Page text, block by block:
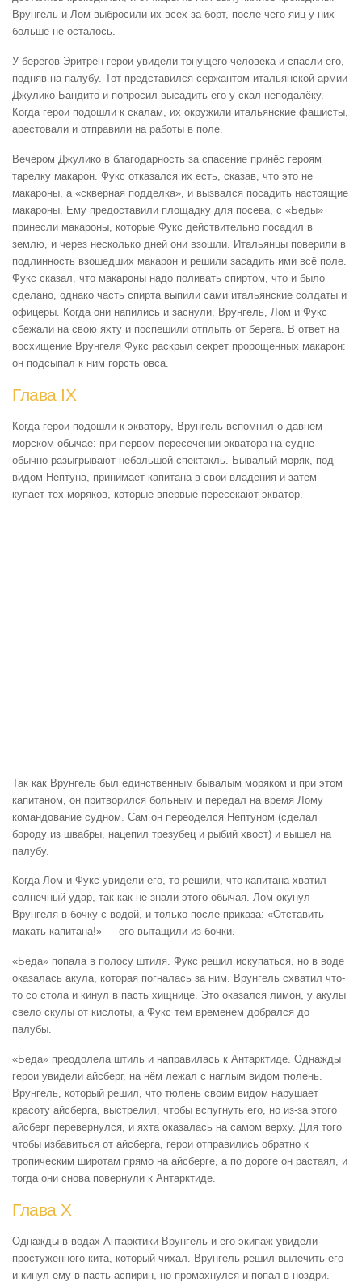
Врунгель и Лом выбросили их всех за борт, после чего яиц у них
больше не осталось.
У берегов Эритрен герои увидели тонущего человека и спасли его,
подняв на палубу. Тот представился сержантом итальянской армии
Джулико Бандито и попросил высадить его у скал неподалёку.
Когда герои подошли к скалам, их окружили итальянские фашисты,
арестовали и отправили на работы в поле.
Вечером Джулико в благодарность за спасение принёс героям
тарелку макарон. Фукс отказался их есть, сказав, что это не
макароны, а «скверная подделка», и вызвался посадить настоящие
макароны. Ему предоставили площадку для посева, с «Беды»
принесли макароны, которые Фукс действительно посадил в
землю, и через несколько дней они взошли. Итальянцы поверили в
подлинность взошедших макарон и решили засадить ими всё поле.
Фукс сказал, что макароны надо поливать спиртом, что и было
сделано, однако часть спирта выпили сами итальянские солдаты и
офицеры. Когда они напились и заснули, Врунгель, Лом и Фукс
сбежали на свою яхту и поспешили отплыть от берега. В ответ на
восхищение Врунгеля Фукс раскрыл секрет пророщенных макарон:
он подсыпал к ним горсть овса.
Глава IX
Когда герои подошли к экватору, Врунгель вспомнил о давнем
морском обычае: при первом пересечении экватора на судне
обычно разыгрывают небольшой спектакль. Бывалый моряк, под
видом Нептуна, принимает капитана в свои владения и затем
купает тех моряков, которые впервые пересекают экватор.
Так как Врунгель был единственным бывалым моряком и при этом
капитаном, он притворился больным и передал на время Лому
командование судном. Сам он переоделся Нептуном (сделал
бороду из швабры, нацепил трезубец и рыбий хвост) и вышел на
палубу.
Когда Лом и Фукс увидели его, то решили, что капитана хватил
солнечный удар, так как не знали этого обычая. Лом окунул
Врунгеля в бочку с водой, и только после приказа: «Отставить
макать капитана!» — его вытащили из бочки.
«Беда» попала в полосу штиля. Фукс решил искупаться, но в воде
оказалась акула, которая погналась за ним. Врунгель схватил что-
то со стола и кинул в пасть хищнице. Это оказался лимон, у акулы
свело скулы от кислоты, а Фукс тем временем добрался до
палубы.
«Беда» преодолела штиль и направилась к Антарктиде. Однажды
герои увидели айсберг, на нём лежал с наглым видом тюлень.
Врунгель, который решил, что тюлень своим видом нарушает
красоту айсберга, выстрелил, чтобы вспугнуть его, но из-за этого
айсберг перевернулся, и яхта оказалась на самом верху. Для того
чтобы избавиться от айсберга, герои отправились обратно к
тропическим широтам прямо на айсберге, а по дороге он растаял, и
тогда они снова повернули к Антарктиде.
Глава Х
Однажды в водах Антарктики Врунгель и его экипаж увидели
простуженного кита, который чихал. Врунгель решил вылечить его
и кинул ему в пасть аспирин, но промахнулся и попал в ноздри.